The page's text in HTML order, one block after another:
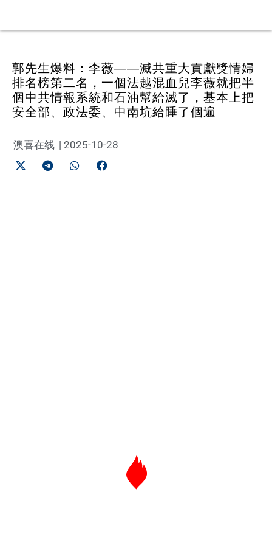
郭先生爆料：李薇——滅共重大貢獻獎情婦
排名榜第二名，一個法越混血兒李薇就把半
個中共情報系統和石油幫給滅了，基本上把
安全部、政法委、中南坑給睡了個遍
澳喜在线 | 2025-10-28